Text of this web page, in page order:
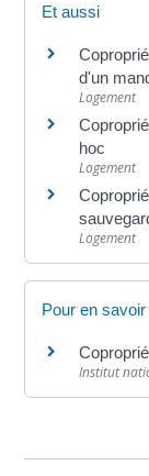
Et aussi
d'un
Logement
hoc
Logement
Logement
Pour en savoir
Institut